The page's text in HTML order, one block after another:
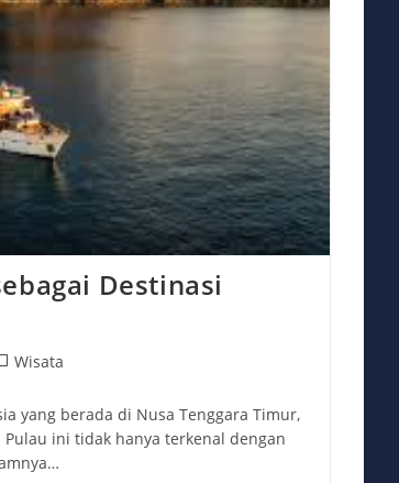
Destinasi
Wisata
yang berada di Nusa Tenggara Timur,
ini tidak hanya terkenal dengan